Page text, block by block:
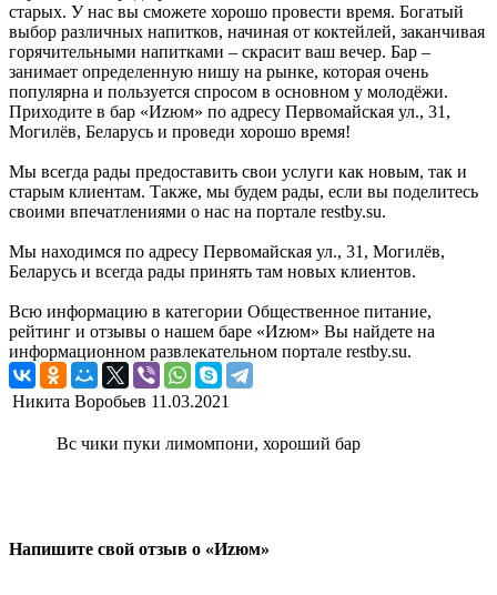
старых. У нас вы сможете хорошо провести время. Богатый
выбор различных напитков, начиная от коктейлей, заканчивая
горячительными напитками – скрасит ваш вечер. Бар –
занимает определенную нишу на рынке, которая очень
популярна и пользуется спросом в основном у молодёжи.
Приходите в бар «Иzюм» по адресу Первомайская ул., 31,
Могилёв, Беларусь и проведи хорошо время!
Мы всегда рады предоставить свои услуги как новым, так и
старым клиентам. Также, мы будем рады, если вы поделитесь
своими впечатлениями о нас на портале restby.su.
Мы находимся по адресу Первомайская ул., 31, Могилёв,
Беларусь и всегда рады принять там новых клиентов.
Всю информацию в категории Общественное питание,
рейтинг и отзывы о нашем баре «Иzюм» Вы найдете на
информационном развлекательном портале restby.su.
Никита Воробьев 11.03.2021
Вс чики пуки лимомпони, хороший бар
Напишите свой отзыв о «Иzюм»